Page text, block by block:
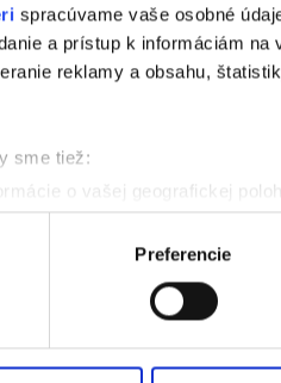
spracúvame vaše osobné
a prístup k informáciám
reklamy a obsahu,
sme tiež:
o vašej geografickej
aktívnym
sa spracúvajú vaše osobné
odvolať cez Vyhlásenie o
ako používate naše webové
Preferencie